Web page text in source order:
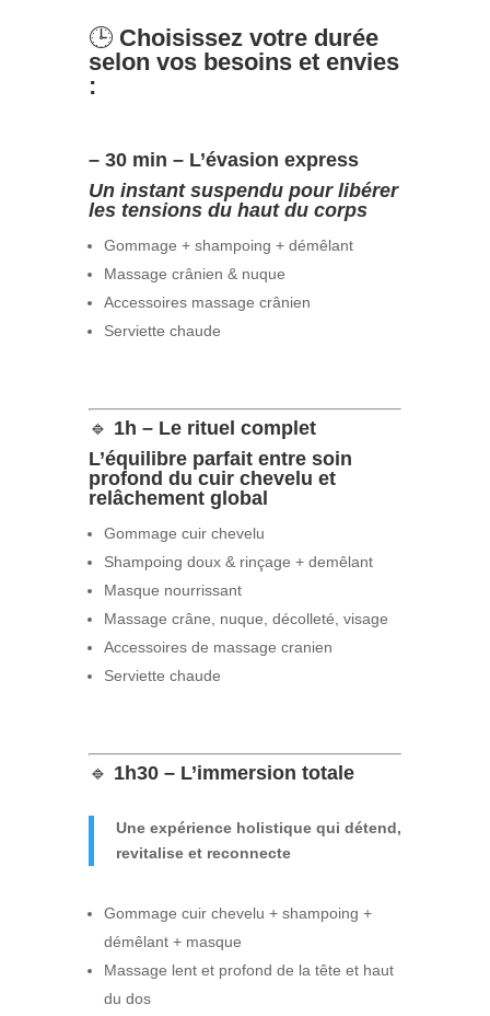
🕒 Choisissez votre durée
selon vos besoins et envies
:
– 30 min – L’évasion express
Un instant suspendu pour libérer
les tensions du haut du corps
Gommage + shampoing + démêlant
Massage crânien & nuque
Accessoires massage crânien
Serviette chaude
🔹 1h – Le rituel complet
L’équilibre parfait entre soin
profond du cuir chevelu et
relâchement global
Gommage cuir chevelu
Shampoing doux & rinçage + demêlant
Masque nourrissant
Massage crâne, nuque, décolleté, visage
Accessoires de massage cranien
Serviette chaude
🔹 1h30 – L’immersion totale
Une expérience holistique qui détend,
revitalise et reconnecte
Gommage cuir chevelu + shampoing +
démêlant + masque
Massage lent et profond de la tête et haut
du dos